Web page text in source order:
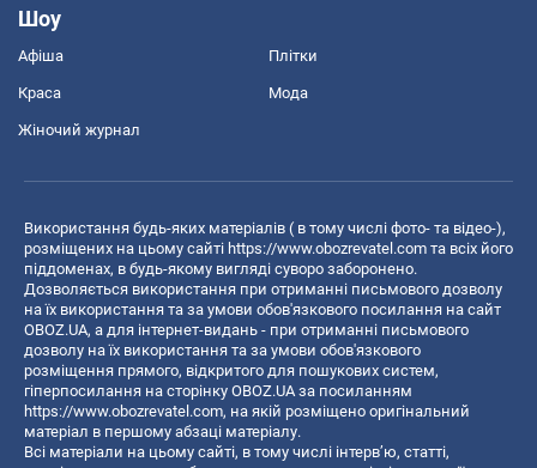
Шоу
Афіша Плітки
Краса Мода
Жіночий журнал
Використання будь-яких матеріалів ( в тому числі фото- та відео-),
розміщених на цьому сайті https://www.obozrevatel.com та всіх його
піддоменах, в будь-якому вигляді суворо заборонено.
Дозволяється використання при отриманні письмового дозволу
на їх використання та за умови обов'язкового посилання на сайт
OBOZ.UA, а для інтернет-видань - при отриманні письмового
дозволу на їх використання та за умови обов'язкового
розміщення прямого, відкритого для пошукових систем,
гіперпосилання на сторінку OBOZ.UA за посиланням
https://www.obozrevatel.com, на якій розміщено оригінальний
матеріал в першому абзаці матеріалу.
Всі матеріали на цьому сайті, в тому числі інтерв’ю, статті,